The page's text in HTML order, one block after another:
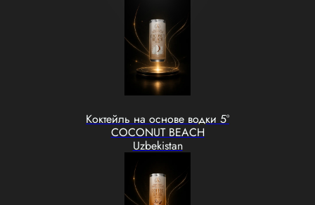
Коктейль на основе водки 5°
COCONUT BEACH
Uzbekistan